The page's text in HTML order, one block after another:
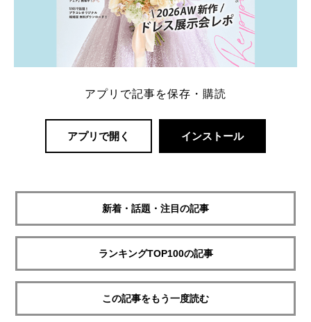
アプリで記事を保存・購読
アプリで開く インストール
新着・話題・注目の記事
ランキングTOP100の記事
この記事をもう一度読む